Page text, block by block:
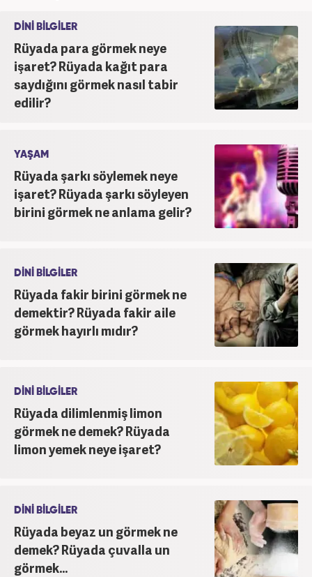
DİNİ BİLGİLER
Rüyada para görmek neye
işaret? Rüyada kağıt para
saydığını görmek nasıl tabir
edilir?
YAŞAM
Rüyada şarkı söylemek neye
işaret? Rüyada şarkı söyleyen
birini görmek ne anlama gelir?
DİNİ BİLGİLER
Rüyada fakir birini görmek ne
demektir? Rüyada fakir aile
görmek hayırlı mıdır?
DİNİ BİLGİLER
Rüyada dilimlenmiş limon
görmek ne demek? Rüyada
limon yemek neye işaret?
DİNİ BİLGİLER
Rüyada beyaz un görmek ne
demek? Rüyada çuvalla un
görmek...